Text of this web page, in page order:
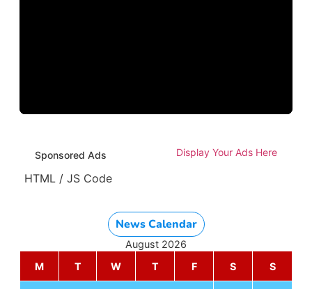
Sponsored Ads Display Your Ads Here
HTML / JS Code
News Calendar
August 2026
M
T W T F S S